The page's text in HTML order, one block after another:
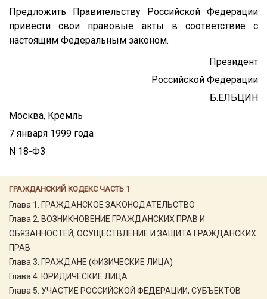
ГРАЖДАНСКИЙ КОДЕКС ЧАСТЬ 1
Глава 1. ГРАЖДАНСКОЕ ЗАКОНОДАТЕЛЬСТВО
Глава 2. ВОЗНИКНОВЕНИЕ ГРАЖДАНСКИХ ПРАВ И
ОБЯЗАННОСТЕЙ, ОСУЩЕСТВЛЕНИЕ И ЗАЩИТА ГРАЖДАНСКИХ
ПРАВ
Глава 3. ГРАЖДАНЕ (ФИЗИЧЕСКИЕ ЛИЦА)
Глава 4. ЮРИДИЧЕСКИЕ ЛИЦА
Глава 5. УЧАСТИЕ РОССИЙСКОЙ ФЕДЕРАЦИИ, СУБЪЕКТОВ
Предложить Правительству Российской Федерации
привести свои правовые акты в соответствие с
настоящим Федеральным законом.
Президент
Российской Федерации
Б.ЕЛЬЦИН
Москва, Кремль
7 января 1999 года
N 18-ФЗ